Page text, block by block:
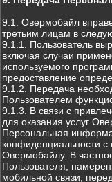
9.1. Овермобайл
третьим лицам в
9.1.1. Пользователь
включая случаи
используемого
предоставление
9.1.2. Передача
Пользователем
9.1.3. В связи с
для оказания услуг
Персональная
конфиденциальности с
Овермобайлу. В
Пользователя,
мобильной связи,